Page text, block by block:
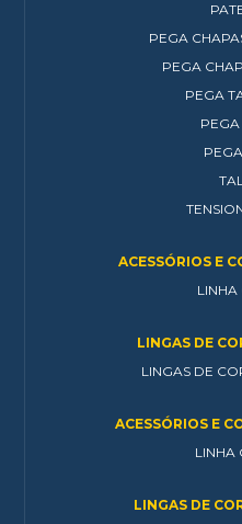
PEGA
PEGA
PEGA
ACESSÓRIOS E
LINHA
LINGAS DE
LINGAS DE
ACESSÓRIOS E
LINHA
LINGAS DE